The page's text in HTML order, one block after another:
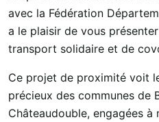
avec la Fédération
a le plaisir de vous
transport solidaire et de
Ce projet de proximité voit
précieux des communes de
Châteaudouble, engagées